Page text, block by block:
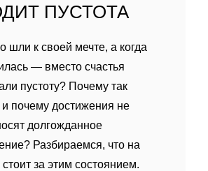
ПУСТОТА
шли к своей мечте, а когда
— вместо счастья
пустоту? Почему так
и почему достижения не
долгожданное
Разбираемся, что на
за этим состоянием.